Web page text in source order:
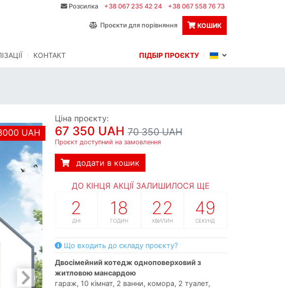
Розсилка +38 067 235 42 24 +38 067 558 76 73
Проєкти для порівняння КОШИК
КОНТАКТ ПІДБІР ПРОЄКТУ
UAH
Ціна проєкту:
67 350 UAH 70 350 UAH
Проєкт доступний на замовлення
додати в кошик
ДО КІНЦЯ АКЦІЇ ЗАЛИШИЛОСЯ ЩЕ
2
ДНІ
18
ГОДИН
22
ХВИЛИН
48
СЕКУНД
Що входить до складу проєкту?
двосімейний котедж одноповерховий з
житловою мансардою
гараж, 10 кімнат, 2 ванни, комора, 2 туалет,